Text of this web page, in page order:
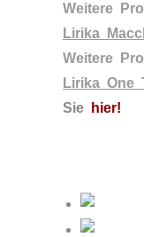
Weitere
Lirika
Weitere
Lirika One
Sie
hier!